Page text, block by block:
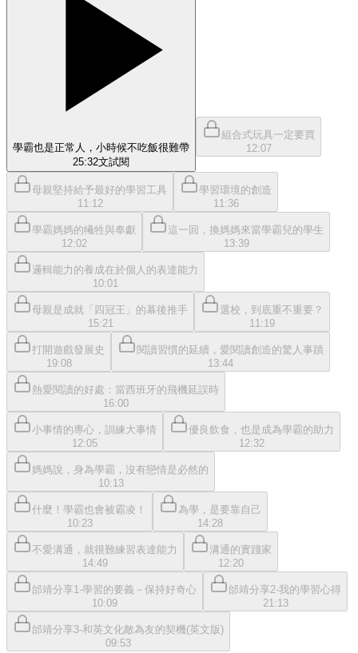
學霸也是正常人，小時候不吃飯很難帶
25:32文試閱
組合式玩具一定要買
12:07
母親堅持給予最好的學習工具
11:12
學習環境的創造
11:36
學霸媽媽的犧牲與奉獻
12:02
這一回，換媽媽來當學霸兒的學生
13:39
邏輯能力的養成在於個人的表達能力
10:01
母親是成就「四冠王」的幕後推手
15:21
選校，到底重不重要？
11:19
打開遊戲發展史
19:08
閱讀習慣的延續，愛閱讀創造的驚人事蹟
13:44
熱愛閱讀的好處：當西班牙的飛機延誤時
16:00
小事情的專心，訓練大事情
12:05
優良飲食，也是成為學霸的助力
12:32
媽媽說，身為學霸，沒有戀情是必然的
10:13
什麼！學霸也會被霸凌！
10:23
為學，是要靠自己
14:28
不愛溝通，就很難練習表達能力
14:49
溝通的實踐家
12:20
邰靖分享1-學習的要義－保持好奇心
10:09
邰靖分享2-我的學習心得
21:13
邰靖分享3-和英文化敵為友的契機(英文版)
09:53